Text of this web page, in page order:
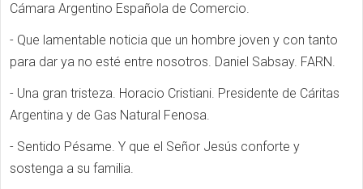
Cámara Argentino Española de Comercio.
- Que lamentable noticia que un hombre joven y con tanto
para dar ya no esté entre nosotros. Daniel Sabsay. FARN.
- Una gran tristeza. Horacio Cristiani. Presidente de Cáritas
Argentina y de Gas Natural Fenosa.
- Sentido Pésame. Y que el Señor Jesús conforte y
sostenga a su familia.